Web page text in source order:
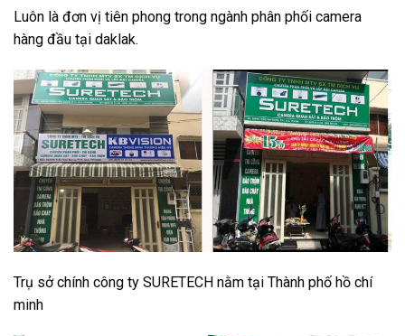
Luôn là đơn vị tiên phong trong ngành phân phối camera
hàng đầu tại daklak.
Trụ sở chính công ty SURETECH nằm tại Thành phố hồ chí
minh